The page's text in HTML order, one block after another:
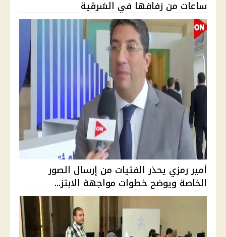
ساعات من زفافها في الشرقية
أمير رمزي يحذر الفتيات من إرسال الصور
الخاصة ويوضح خطوات مواجهة الابتز...